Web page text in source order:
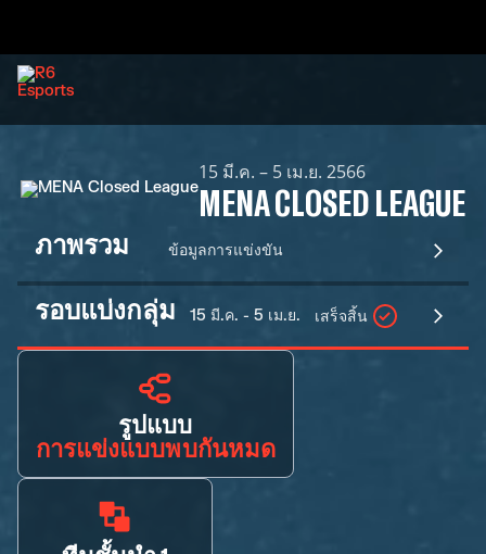
15 มี.ค. – 5 เม.ย. 2566
MENA CLOSED LEAGUE
ภาพรวม ข้อมูลการแข่งขัน
รอบแบ่งกลุ่ม 15 มี.ค. - 5 เม.ย. เสร็จสิ้น
รูปแบบ
การแข่งแบบพบกันหมด